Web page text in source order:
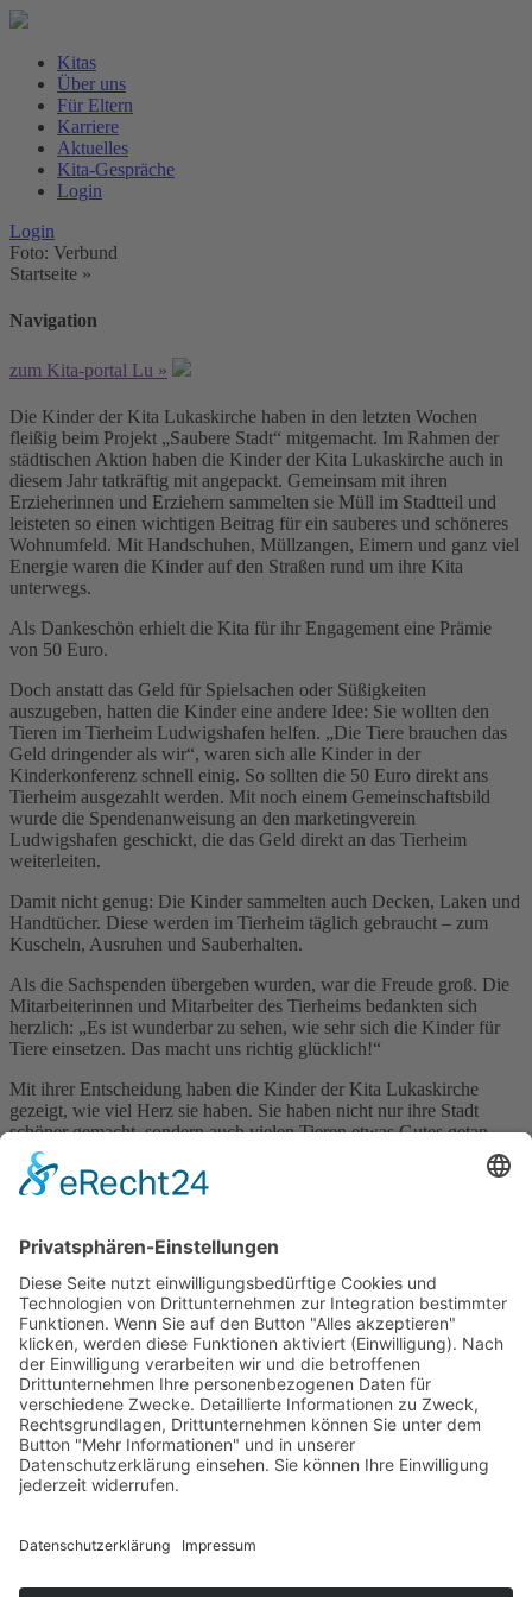
Kitas
Über uns
Für Eltern
Karriere
Aktuelles
Kita-Gespräche
Login
Login
Foto: Verbund
Startseite »
Navigation
zum Kita-portal Lu »
Die Kinder der Kita Lukaskirche haben in den letzten Wochen
fleißig beim Projekt „Saubere Stadt“ mitgemacht. Im Rahmen der
städtischen Aktion haben die Kinder der Kita Lukaskirche auch in
diesem Jahr tatkräftig mit angepackt. Gemeinsam mit ihren
Erzieherinnen und Erziehern sammelten sie Müll im Stadtteil und
leisteten so einen wichtigen Beitrag für ein sauberes und schöneres
Wohnumfeld. Mit Handschuhen, Müllzangen, Eimern und ganz viel
Energie waren die Kinder auf den Straßen rund um ihre Kita
unterwegs.
Als Dankeschön erhielt die Kita für ihr Engagement eine Prämie
von 50 Euro.
Doch anstatt das Geld für Spielsachen oder Süßigkeiten
auszugeben, hatten die Kinder eine andere Idee: Sie wollten den
Tieren im Tierheim Ludwigshafen helfen. „Die Tiere brauchen das
Geld dringender als wir“, waren sich alle Kinder in der
Kinderkonferenz schnell einig. So sollten die 50 Euro direkt ans
Tierheim ausgezahlt werden. Mit noch einem Gemeinschaftsbild
wurde die Spendenanweisung an den marketingverein
Ludwigshafen geschickt, die das Geld direkt an das Tierheim
weiterleiten.
Damit nicht genug: Die Kinder sammelten auch Decken, Laken und
Handtücher. Diese werden im Tierheim täglich gebraucht – zum
Kuscheln, Ausruhen und Sauberhalten.
Als die Sachspenden übergeben wurden, war die Freude groß. Die
Mitarbeiterinnen und Mitarbeiter des Tierheims bedankten sich
herzlich: „Es ist wunderbar zu sehen, wie sehr sich die Kinder für
Tiere einsetzen. Das macht uns richtig glücklich!“
Mit ihrer Entscheidung haben die Kinder der Kita Lukaskirche
gezeigt, wie viel Herz sie haben. Sie haben nicht nur ihre Stadt
schöner gemacht, sondern auch vielen Tieren etwas Gutes getan.
Eine Aktion, die Mut macht und zeigt: Schon die Kleinsten können
Großes bewirken!
Foto: Verbund
Kitas
Übersicht
Über uns
Struktur
Team
Kita-Gespräche
Ausbildung